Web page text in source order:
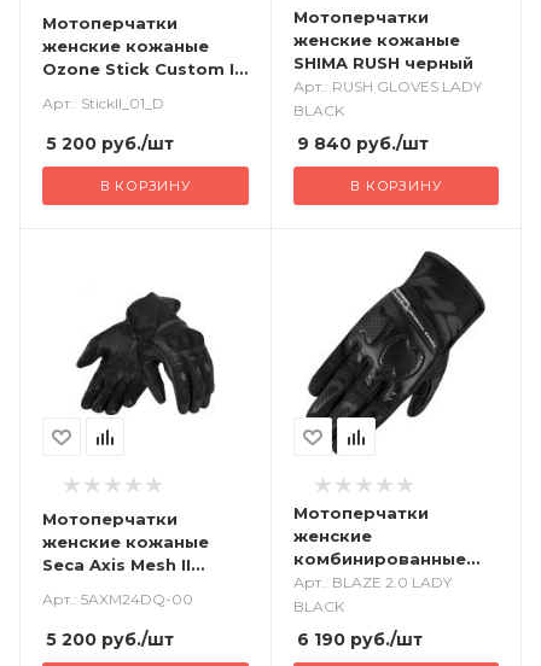
Мотоперчатки
женские кожаные
Ozone Stick Custom II
Арт.: StickII_01_D
5 200 руб./шт
В КОРЗИНУ
Мотоперчатки
женские кожаные
SHIMA RUSH черный
Арт.: RUSH GLOVES LADY
BLACK
9 840руб./шт
В КОРЗИНУ
Мотоперчатки
женские кожаные
Seca Axis Mesh II
Арт.: 5AXM24DQ-00
5 200 руб./шт
Мотоперчатки
женские
комбинированные
SHIMA BLAZE 2.0
черный
Арт.: BLAZE 2.0 LADY
BLACK
6 190руб./шт